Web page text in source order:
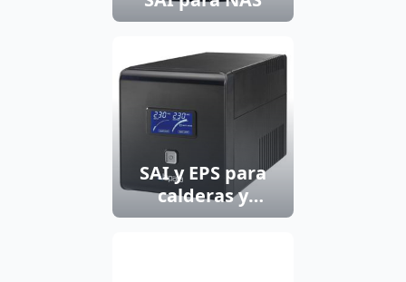
SAI y EPS para
calderas y
motores